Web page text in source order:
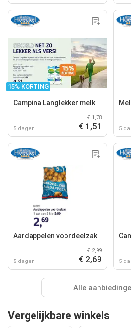
15% KORTING
Campina Langlekker melk
5 dagen
€ 1,78
€ 1,51 5
Aardappelen voordeelzak
5 dagen
€ 2,99
€ 2,69 5
Alle
Vergelijkbare winkels